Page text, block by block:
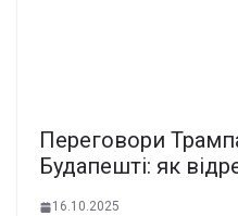
Переговори
Будапешті: як
16.10.2025